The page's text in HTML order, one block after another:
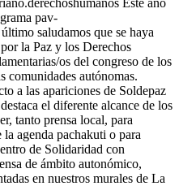
Este año
pav-
saludamos que se haya
la Paz y los Derechos
os del congreso de los
comunidades autónomas.
a las apariciones de Soldepaz
el diferente alcance de los
tanto prensa local, para
agenda pachakuti o para
de Solidaridad con
de ámbito autonómico,
en nuestros murales de La